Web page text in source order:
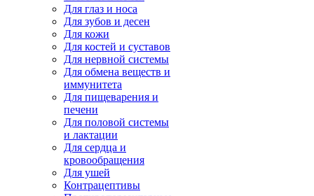
Для глаз и носа
Для зубов и десен
Для кожи
Для костей и суставов
Для нервной системы
Для обмена веществ и
иммунитета
Для пищеварения и
печени
Для половой системы
и лактации
Для сердца и
кровообращения
Для ушей
Контрацептивы